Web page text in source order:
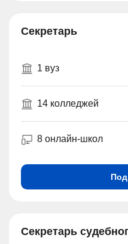
Секретарь
1 вуз
14 колледжей
8 онлайн-школ
Секретарь